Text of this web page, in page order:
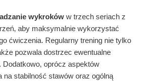
wykroków w trzech seriach z
aby maksymalnie wykorzystać
ćwiczenia. Regularny trening nie tylko
pozwala dostrzec ewentualne
oprócz aspektów
na stabilność stawów oraz ogólną